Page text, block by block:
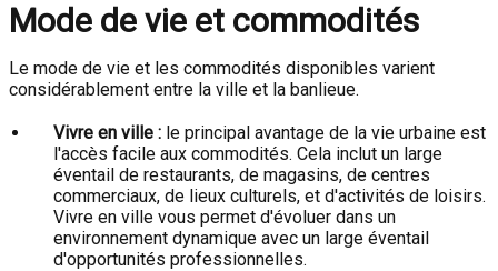
Mode de vie et commodités
Le mode de vie et les commodités disponibles varient
considérablement entre la ville et la banlieue.
Vivre en ville : le principal avantage de la vie urbaine est
l'accès facile aux commodités. Cela inclut un large
éventail de restaurants, de magasins, de centres
commerciaux, de lieux culturels, et d'activités de loisirs.
Vivre en ville vous permet d'évoluer dans un
environnement dynamique avec un large éventail
d'opportunités professionnelles.